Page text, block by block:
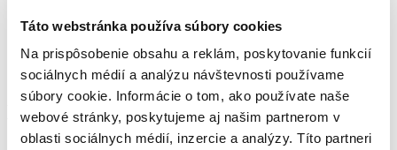
Táto webstránka používa súbory cookies
Na prispôsobenie obsahu a reklám, poskytovanie funkcií
sociálnych médií a analýzu návštevnosti používame
súbory cookie. Informácie o tom, ako používate naše
webové stránky, poskytujeme aj našim partnerom v
oblasti sociálnych médií, inzercie a analýzy. Títo partneri
Výpredaj
O nás
Kontakt
Detail produktu